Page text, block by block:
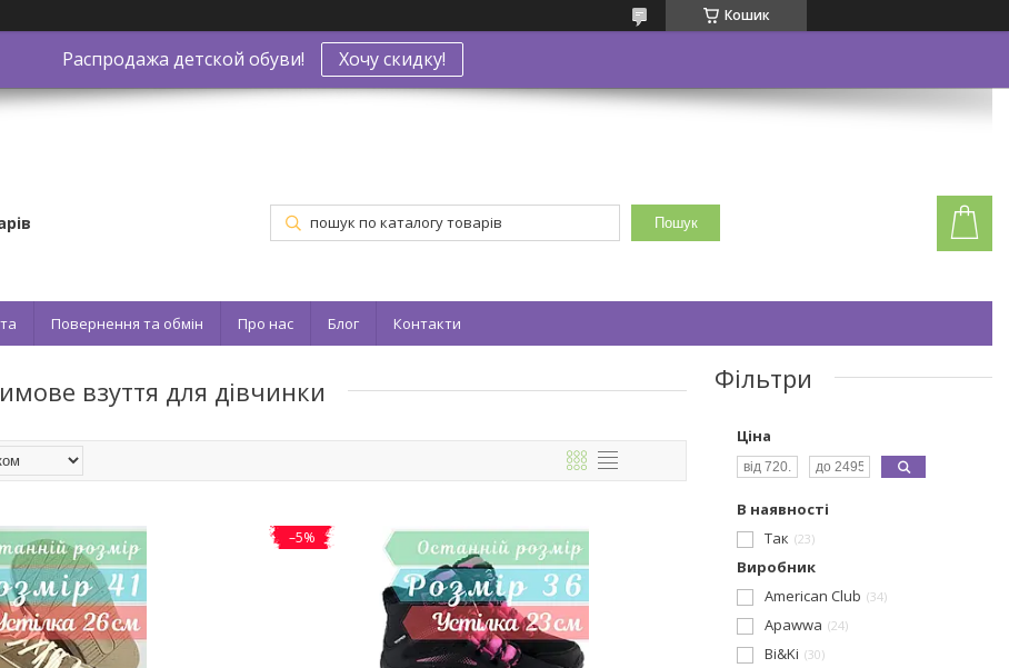
Кошик
Распродажа детской обуви! Хочу скидку!
Пошук
Повернення та обмін Про нас Блог Контакти
взуття для дівчинки
–5%
Фільтри
Ціна
В наявності
Так
23
Виробник
American Club
34
Apawwa 24
Bi&Ki 30